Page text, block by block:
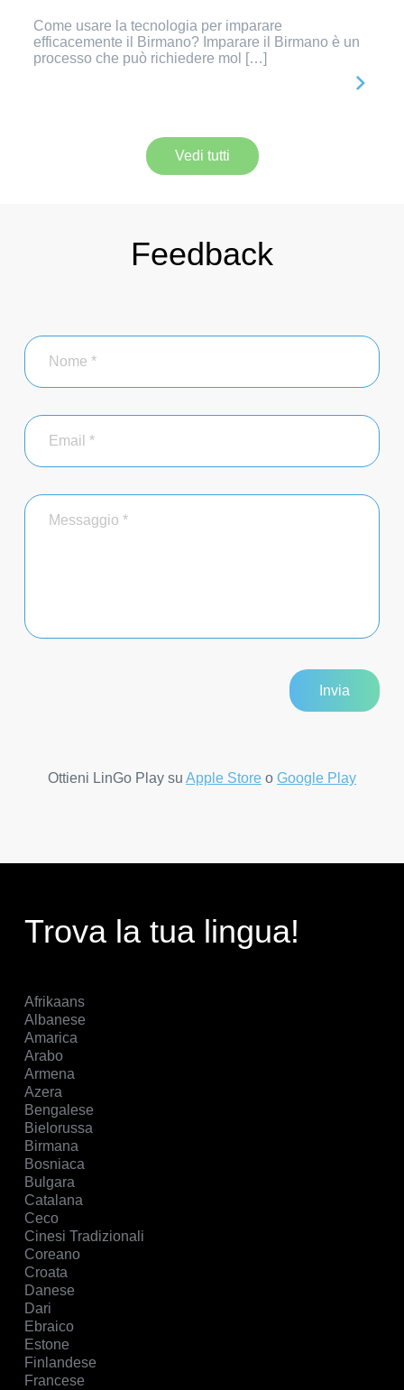
Come usare la tecnologia per imparare
efficacemente il Birmano? Imparare il Birmano è un
processo che può richiedere mol […]
Vedi tutti
Feedback
Ottieni LinGo Play su Apple Store o Google Play
Trova la tua lingua!
Afrikaans
Albanese
Amarica
Arabo
Armena
Azera
Bengalese
Bielorussa
Birmana
Bosniaca
Bulgara
Catalana
Ceco
Cinesi Tradizionali
Coreano
Croata
Danese
Dari
Ebraico
Estone
Finlandese
Francese